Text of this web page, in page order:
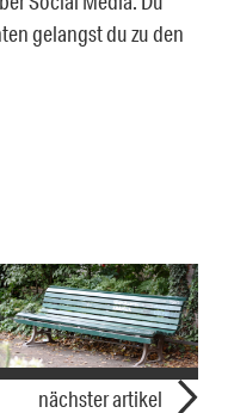
gelangst du zu den
nächster artikel